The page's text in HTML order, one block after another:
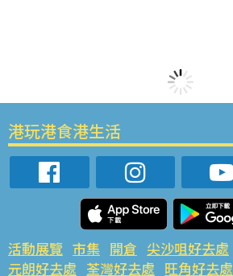
港玩港食港生活
活動展覽 市集 開倉 尖沙咀好去處
元朗好去處 荃灣好去處 旺角好去處